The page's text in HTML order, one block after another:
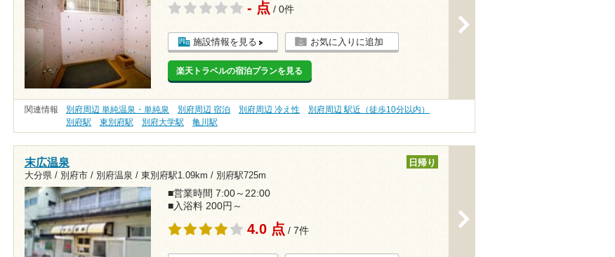
- 点 / 0件
施設情報を見る お気に入りに追加
楽天トラベルの宿泊プランを見る
関連情報 別府周辺 単純温泉・単純泉 別府周辺 宿泊 別府周辺 冷え性
別府周辺 駅近（徒歩10分以内）
別府駅
東別府駅 別府大学駅 亀川駅
末広温泉
大分県 / 別府市 / 別府温泉 / 東別府駅1.09km / 別府駅725m
日帰り
■営業時間 7:00～22:00
■入浴料 200円～
4.0 点 / 7件